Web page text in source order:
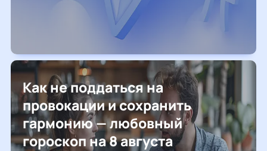
Как не поддаться на
провокации и сохранить
гармонию — любовный
гороскоп на 8 августа